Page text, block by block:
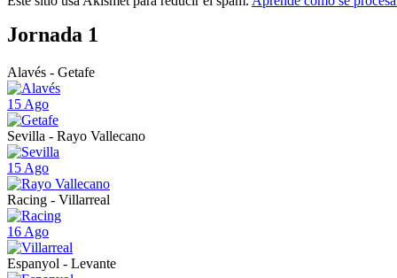
Jornada 1
Alavés - Getafe
15 Ago
Sevilla - Rayo Vallecano
15 Ago
Racing - Villarreal
16 Ago
Espanyol - Levante